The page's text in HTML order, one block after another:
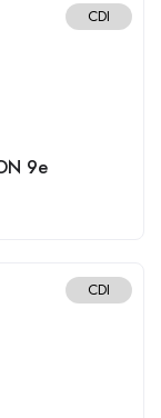
CDI
9e
CDI